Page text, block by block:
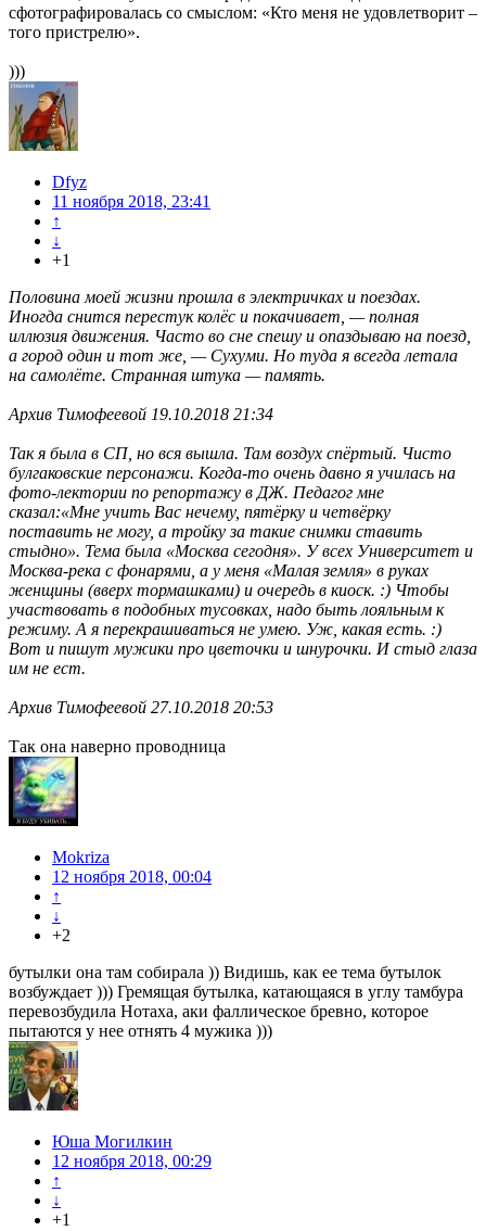
сфотографировалась со смыслом: «Кто меня не удовлетворит –
того пристрелю».
)))
Dfyz
11 ноября 2018, 23:41
↑
↓
+1
Половина моей жизни прошла в электричках и поездах.
Иногда снится перестук колёс и покачивает, — полная
иллюзия движения. Часто во сне спешу и опаздываю на поезд,
а город один и тот же, — Сухуми. Но туда я всегда летала
на самолёте. Странная штука — память.
Архив Тимофеевой 19.10.2018 21:34
Так я была в СП, но вся вышла. Там воздух спёртый. Чисто
булгаковские персонажи. Когда-то очень давно я училась на
фото-лектории по репортажу в ДЖ. Педагог мне
сказал:«Мне учить Вас нечему, пятёрку и четвёрку
поставить не могу, а тройку за такие снимки ставить
стыдно». Тема была «Москва сегодня». У всех Университет и
Москва-река с фонарями, а у меня «Малая земля» в руках
женщины (вверх тормашками) и очередь в киоск. :) Чтобы
участвовать в подобных тусовках, надо быть лояльным к
режиму. А я перекрашиваться не умею. Уж, какая есть. :)
Вот и пишут мужики про цветочки и шнурочки. И стыд глаза
им не ест.
Архив Тимофеевой 27.10.2018 20:53
Так она наверно проводница
Mokriza
12 ноября 2018, 00:04
↑
↓
+2
бутылки она там собирала )) Видишь, как ее тема бутылок
возбуждает ))) Гремящая бутылка, катающаяся в углу тамбура
перевозбудила Нотаха, аки фаллическое бревно, которое
пытаются у нее отнять 4 мужика )))
Юша Могилкин
12 ноября 2018, 00:29
↑
↓
+1